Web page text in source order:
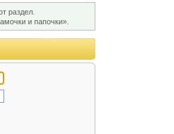
раздел.
и папочки».